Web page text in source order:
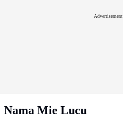
Advertisement
Nama Mie Lucu